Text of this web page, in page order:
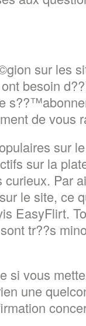
sur les
besoin
de vous
sur
sur la
Par
le site, ce
EasyFlirt.
tr??s
si vous
une